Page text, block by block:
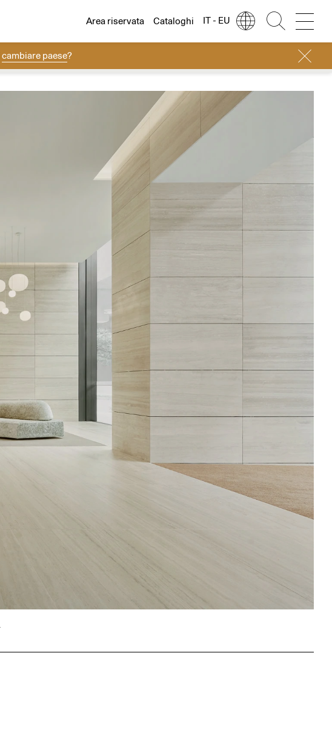
cambiare paese?
Area riservata Cataloghi IT - EU
Italiano
English
Français
Deutsch
Русский
RegioneEuropa
Europa
Nord America
Resto del mondo